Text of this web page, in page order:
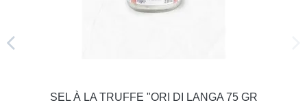
SEL À LA TRUFFE "ORI DI LANGA 75 GR